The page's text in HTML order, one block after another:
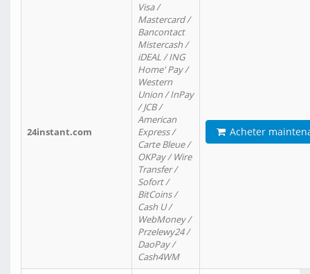
24instant.com
Visa /
Mastercard /
Bancontact
Mistercash /
iDEAL / ING
Home' Pay /
Western
Union / InPay
/ JCB /
American
Express /
Carte Bleue /
OKPay / Wire
Transfer /
Sofort /
BitCoins /
Cash U /
WebMoney /
Przelewy24 /
DaoPay /
Cash4WM
Acheter